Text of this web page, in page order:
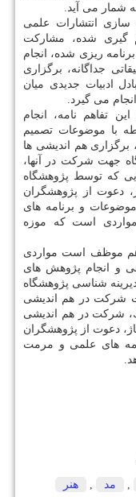
شمار می آید.
سازی انتشارات علمی
گیری شده، مشاركت
ریزی شده، انجام
جداگانه، برگزاری
ادبیات جدیدی میان
می گیرد.
تفاهم نامه، انجام
با موضوعات تصمیم
هم اندیشی ها
جهت شركت در آنها،
كه توسط پژوهشگاه
دعوت از پژوهشگران
و برنامه های
است كه موزه
هم موظف است مواردی
و انجام پژوهش های
شناسی پژوهشگاه
شركت در هم اندیشی
شركت در هم اندیشی
دعوت از پژوهشگران
های علمی و مرمت
مد هنر